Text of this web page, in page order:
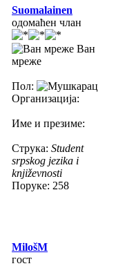
Suomalainen
одомаћен члан
Ван
мреже
Пол:
Организација:
Име и презиме:
Струка: Student
srpskog jezika i
književnosti
Поруке: 258
MilošM
гост